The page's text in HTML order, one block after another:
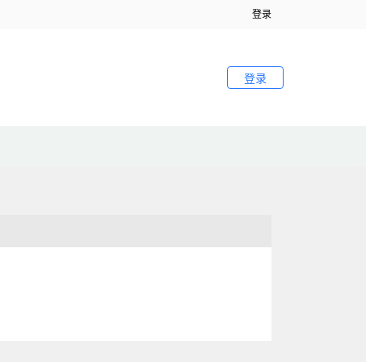
登录
登录